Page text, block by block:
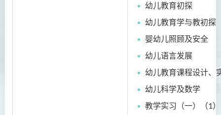
幼儿教育初探
幼儿教育学与教初探
婴幼儿照顾及安全
幼儿语言发展
幼儿教育课程设计、
幼儿科学及数学
教学实习（一）（1）
课程学习成果
专业认可及就业前景